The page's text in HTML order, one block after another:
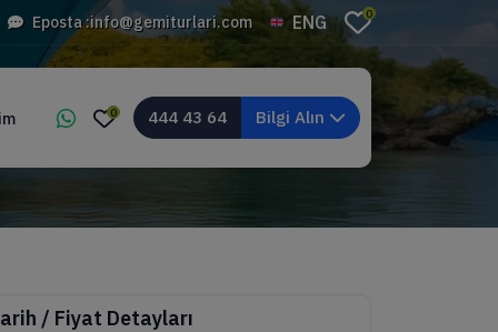
Eposta :info@gemiturlari.com ENG 0
0 444 43 64 Bilgi Alın
/ Fiyat Detayları